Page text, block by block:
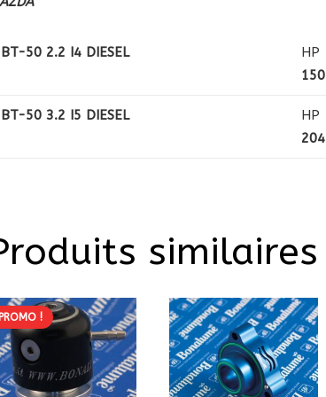
BT-50 2.2 I4 DIESEL
HP
150
BT-50 3.2 I5 DIESEL
HP
204
similaires
!